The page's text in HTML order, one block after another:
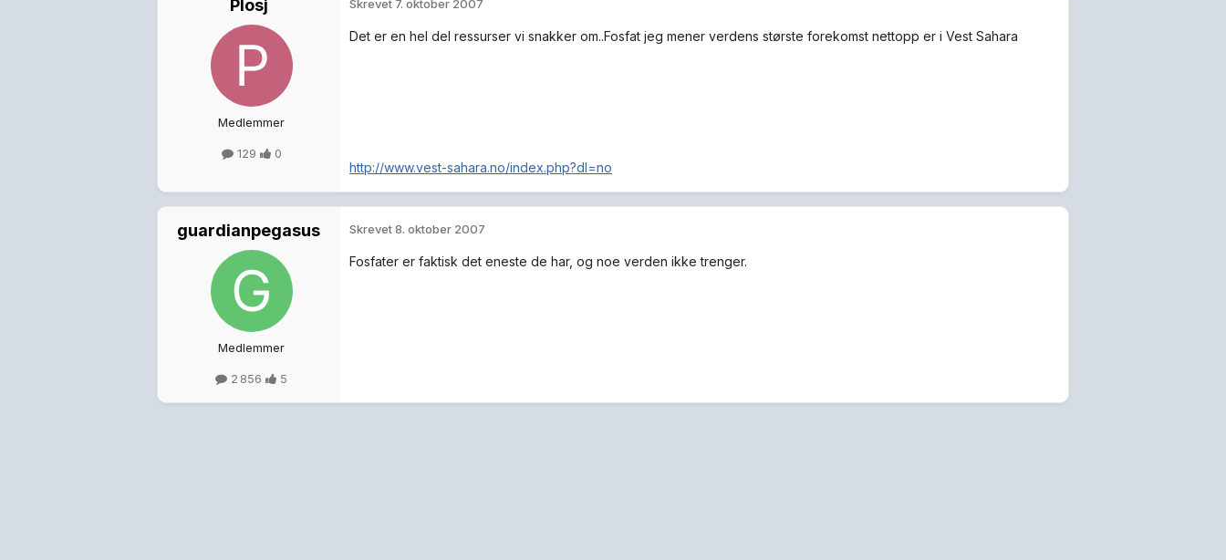
Plosj
Medlemmer
129 0
Skrevet 7. oktober 2007
Det er en hel del ressurser vi snakker om..Fosfat jeg mener verdens største forekomst nettopp er i Vest Sahara
http://www.vest-sahara.no/index.php?dl=no
guardianpegasus
Medlemmer
2 856 5
Skrevet8. oktober 2007
Fosfater er faktisk det eneste de har, og noe verden ikke trenger.